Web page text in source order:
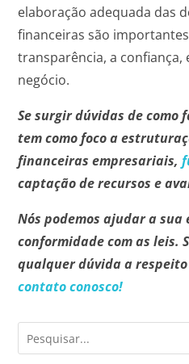
elaboração adequada das
financeiras são
transparência, a confiança,
negócio.
Se surgir dúvidas de como
tem como foco a
financeiras empresariais,
captação de recursos e
Nós podemos ajudar a
conformidade com as leis.
qualquer dúvida a
contato conosco!